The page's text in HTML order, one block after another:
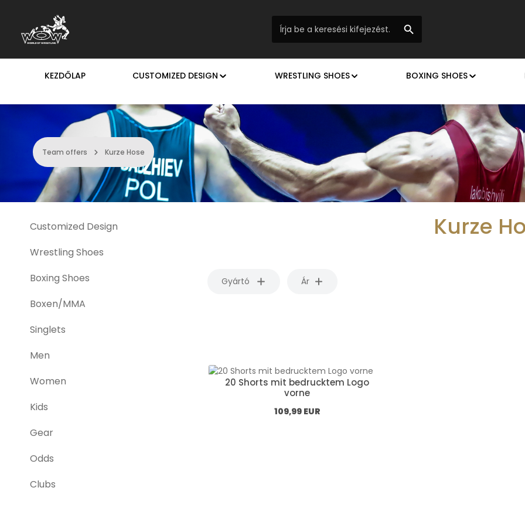
a fő tartalomra
Ugrás a kereséshez
Ugrás a fő navigációhoz
KEZDŐLAP CUSTOMIZED DESIGN WRESTLING SHOES BOXING SHOES
Team offers Kurze Hose
Customized Design
Wrestling Shoes
Boxing Shoes
Boxen/MMA
Singlets
Men
Women
Kids
Gear
Odds
Clubs
Kurze
Gyártó Ár
20 Shorts mit bedrucktem Logo
vorne
Normál ár:
109,99 EUR